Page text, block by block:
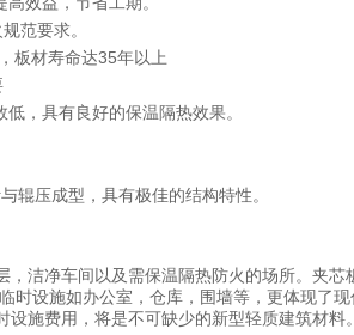
范要求。
板材寿命达35年以上
，具有良好的保温隔热效果。
辊压成型，具有极佳的结构特性。
洁净车间以及需保温隔热防火的场所。夹芯
设施如办公室，仓库，围墙等，更体现了
施费用，将是不可缺少的新型轻质建筑材料。